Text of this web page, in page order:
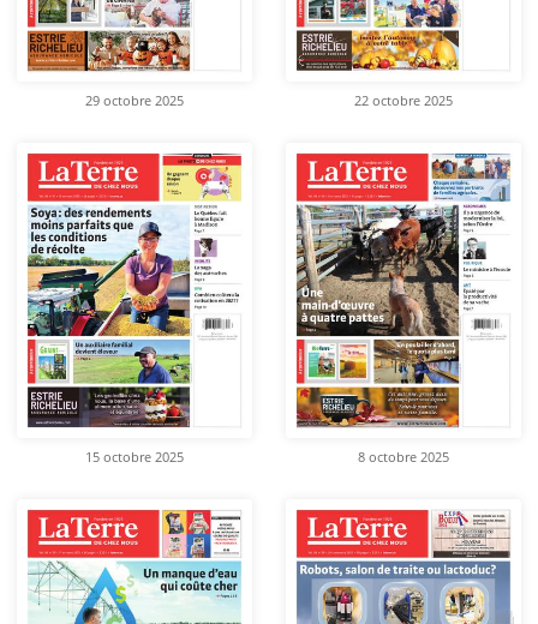
29 octobre 2025 22 octobre 2025
15 octobre 2025 8 octobre 2025